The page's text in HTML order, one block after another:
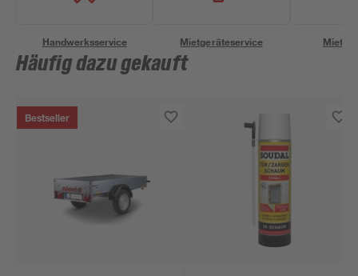
Handwerksservice Mietgeräteservice
Häufig dazu gekauft
Bestseller